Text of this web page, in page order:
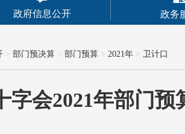
政府信息公开 政务
> 部门预决算 > 部门预算 > 2021年 > 卫计口
字会2021年部门预